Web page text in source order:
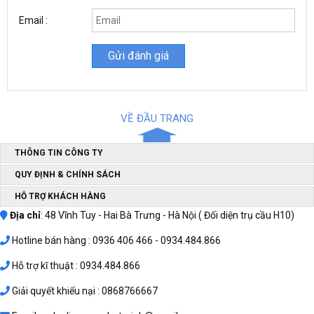
Máy phát điện Sanda SD6500Eđược coi là mẫu
chạy xănglý tưởng trong các gia đình. Không chỉ dễ dàng trong
việc di chuyển, lắp đặt nhờ khối lượng vừa phải (79kg) mà còn tiết
kiệm tối đa nhiên liệu dù chạy trong nhiều giờ liên tục nhờ được
trang bị động cơ 4 thì dùng xăng, thiết kế vận hành tương đối êm.
Tự động ngắt điện khi chạy quá công suất
Email :
VỀ ĐẦU TRANG
THÔNG TIN CÔNG TY
QUY ĐỊNH & CHÍNH SÁCH
HỖ TRỢ KHÁCH HÀNG
Địa chỉ: 48 Vĩnh Tuy - Hai Bà Trưng - Hà Nội ( Đối diện trụ cầu H10)
Hotline bán hàng : 0936 406 466 - 0934.484.866
Hỗ trợ kĩ thuật : 0934.484.866
Giải quyết khiếu nại : 0868766667